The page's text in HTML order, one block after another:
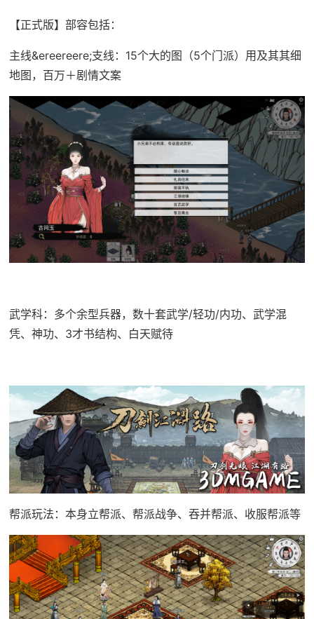
【正式版】部容包括：
主线&ereereere;支线：15个大的图（5个门派）用及其其细
地图，百万＋剧情文案
武学科：多个余型兵器，数十套武学/轻功/内功、武学混
凭、神功、3才书结构、白天赋待
帮派玩法：本身立帮派、帮派战争、吞并帮派、收服帮派等